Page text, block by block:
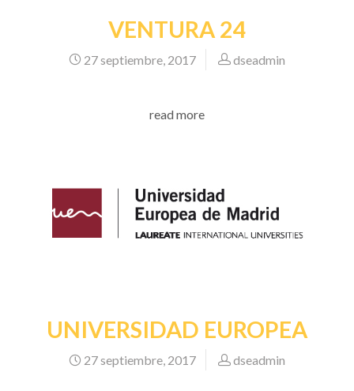
VENTURA 24
27 septiembre, 2017 dseadmin
read more
UNIVERSIDAD EUROPEA
27 septiembre, 2017 dseadmin